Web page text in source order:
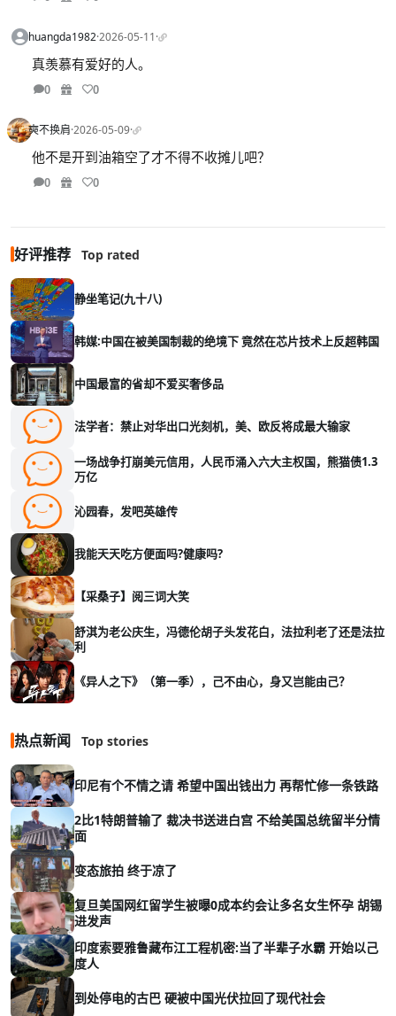
huangda1982·2026-05-11·
真羡慕有爱好的人。
0 0
奭不换肩·2026-05-09·
他不是开到油箱空了才不得不收摊儿吧？
0 0
好评推荐 Top rated
静坐笔记(九十八)
韩媒:中国在被美国制裁的绝境下 竟然在芯片技术上反超韩国
中国最富的省却不爱买奢侈品
法学者：禁止对华出口光刻机，美、欧反将成最大输家
一场战争打崩美元信用，人民币涌入六大主权国，熊猫债1.3
万亿
沁园春，发吧英雄传
我能天天吃方便面吗?健康吗?
【采桑子】阅三词大笑
舒淇为老公庆生，冯德伦胡子头发花白，法拉利老了还是法拉
利
《异人之下》（第一季），己不由心，身又岂能由己？
热点新闻 Top stories
印尼有个不情之请 希望中国出钱出力 再帮忙修一条铁路
2比1特朗普输了 裁决书送进白宫 不给美国总统留半分情
面
变态旅拍 终于凉了
复旦美国网红留学生被曝0成本约会让多名女生怀孕 胡锡
进发声
印度索要雅鲁藏布江工程机密:当了半辈子水霸 开始以己
度人
到处停电的古巴 硬被中国光伏拉回了现代社会